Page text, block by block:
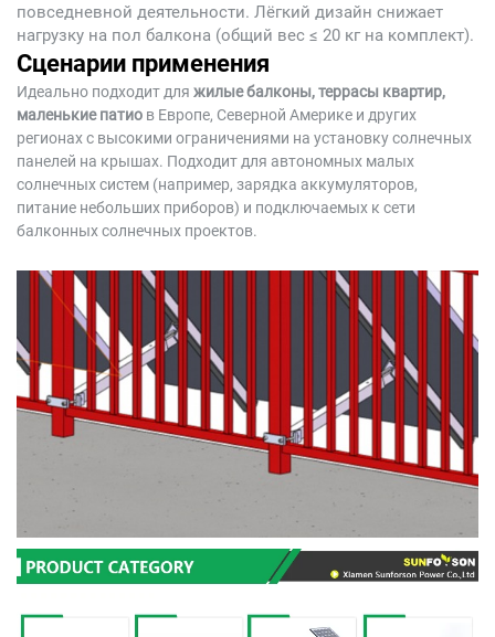
повседневной деятельности. Лёгкий дизайн снижает
нагрузку на пол балкона (общий вес ≤ 20 кг на комплект).
Сценарии применения
Идеально подходит для жилые балконы, террасы квартир,
маленькие патио в Европе, Северной Америке и других
регионах с высокими ограничениями на установку солнечных
панелей на крышах. Подходит для автономных малых
солнечных систем (например, зарядка аккумуляторов,
питание небольших приборов) и подключаемых к сети
балконных солнечных проектов.